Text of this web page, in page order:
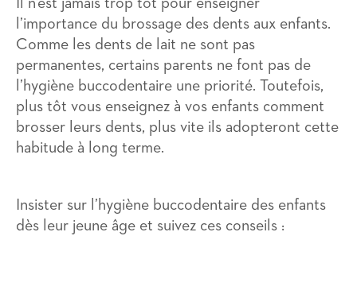
Il n’est jamais trop tôt pour enseigner
l’importance du brossage des dents aux enfants.
Comme les dents de lait ne sont pas
permanentes, certains parents ne font pas de
l’hygiène buccodentaire une priorité. Toutefois,
plus tôt vous enseignez à vos enfants comment
brosser leurs dents, plus vite ils adopteront cette
habitude à long terme.
Insister sur l’hygiène buccodentaire des enfants
dès leur jeune âge et suivez ces conseils :